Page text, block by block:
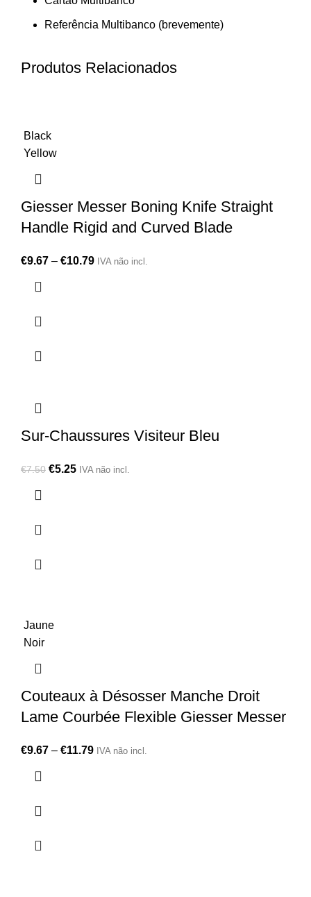
Referência Multibanco (brevemente)
Produtos Relacionados
Black
Yellow
Giesser Messer Boning Knife Straight
Handle Rigid and Curved Blade
€9.67 – €10.79 IVA não incl.
Sur-Chaussures Visiteur Bleu
€7.50 €5.25 IVA não incl.
Jaune
Noir
Couteaux à Désosser Manche Droit
Lame Courbée Flexible Giesser Messer
€9.67 – €11.79 IVA não incl.